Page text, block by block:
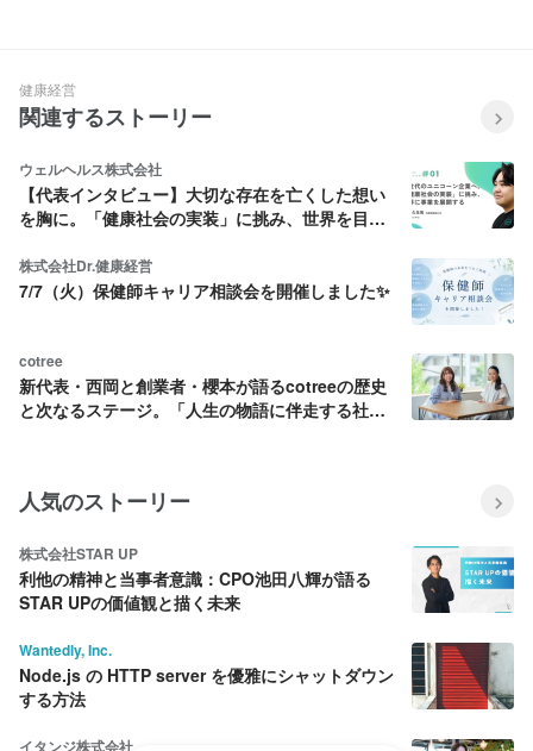
健康経営
関連するストーリー
ウェルヘルス株式会社
【代表インタビュー】大切な存在を亡くした想い
を胸に。「健康社会の実装」に挑み、世界を目指
株式会社Dr.健康経営
7/7（火）保健師キャリア相談会を開催しました✨
cotree
新代表・西岡と創業者・櫻本が語るcotreeの歴史
と次なるステージ。「人生の物語に伴走する社会
人気のストーリー
株式会社STAR UP
利他の精神と当事者意識：CPO池田八輝が語る
STAR UPの価値観と描く未来
Wantedly, Inc.
Node.js の HTTP server を優雅にシャットダウン
する方法
イタンジ株式会社